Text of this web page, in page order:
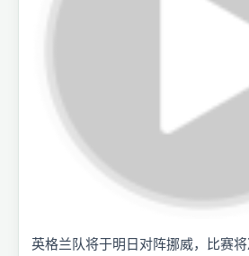
英格兰队将于明日对阵挪威，比赛将